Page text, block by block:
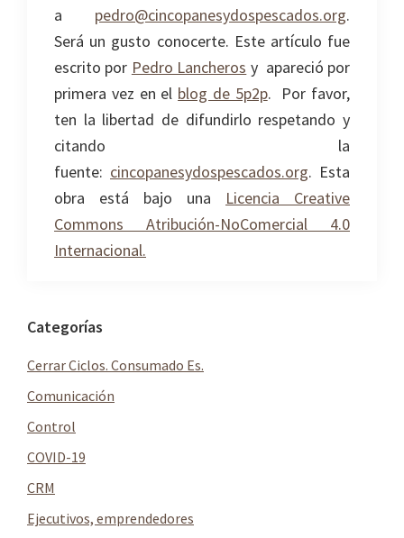
a pedro@cincopanesydospescados.org.
Será un gusto conocerte. Este artículo fue
escrito por Pedro Lancheros y apareció por
primera vez en el blog de 5p2p. Por favor,
ten la libertad de difundirlo respetando y
citando la
fuente: cincopanesydospescados.org. Esta
obra está bajo una Licencia Creative
Commons Atribución-NoComercial 4.0
Internacional.
Barra
lateral
principal
Categorías
Cerrar Ciclos. Consumado Es.
Comunicación
Control
COVID-19
CRM
Ejecutivos, emprendedores